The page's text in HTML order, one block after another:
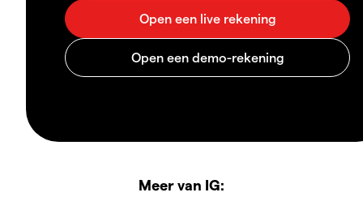
Meer van IG: